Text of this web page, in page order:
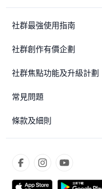
社群最強使用指南
社群創作有價企劃
社群焦點功能及升級計劃
常見問題
條款及細則